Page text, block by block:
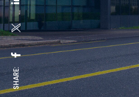
SHARE: